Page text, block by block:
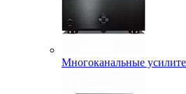
Многоканальные